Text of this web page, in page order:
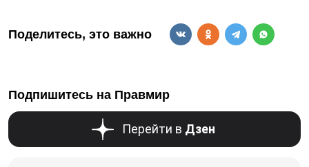
Поделитесь, это важно
Подпишитесь на Правмир
Перейти в Дзен